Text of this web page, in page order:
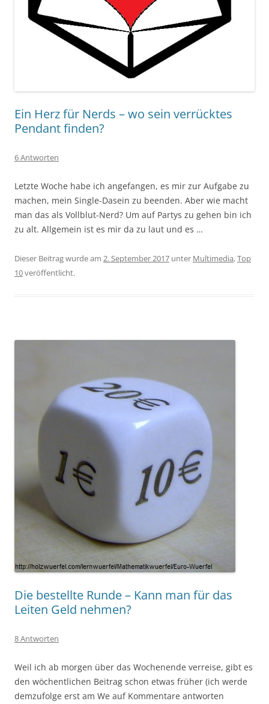
Ein Herz für Nerds – wo sein verrücktes
Pendant finden?
6 Antworten
Letzte Woche habe ich angefangen, es mir zur Aufgabe zu
machen, mein Single-Dasein zu beenden. Aber wie macht
man das als Vollblut-Nerd? Um auf Partys zu gehen bin ich
zu alt. Allgemein ist es mir da zu laut und es …
Dieser Beitrag wurde am 2. September 2017 unter Multimedia,Top
10veröffentlicht.
Die bestellte Runde – Kann man für das
Leiten Geld nehmen?
8 Antworten
Weil ich ab morgen über das Wochenende verreise, gibt es
den wöchentlichen Beitrag schon etwas früher (ich werde
demzufolge erst am We auf Kommentare antworten